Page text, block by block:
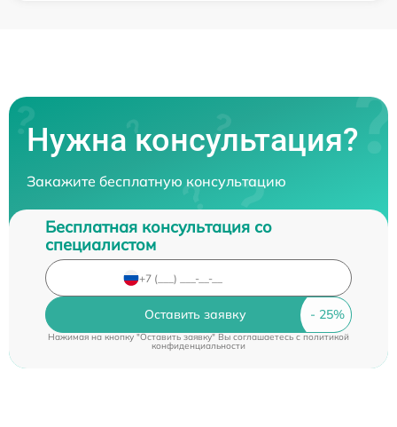
Нужна консультация?
Закажите бесплатную консультацию
Бесплатная консультация со
специалистом
Оставить заявку
Нажимая на кнопку "Оставить заявку" Вы соглашаетесь c политикой
конфиденциальности